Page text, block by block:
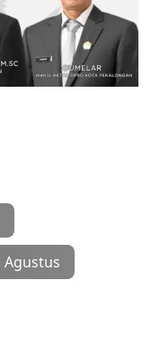
Agustus